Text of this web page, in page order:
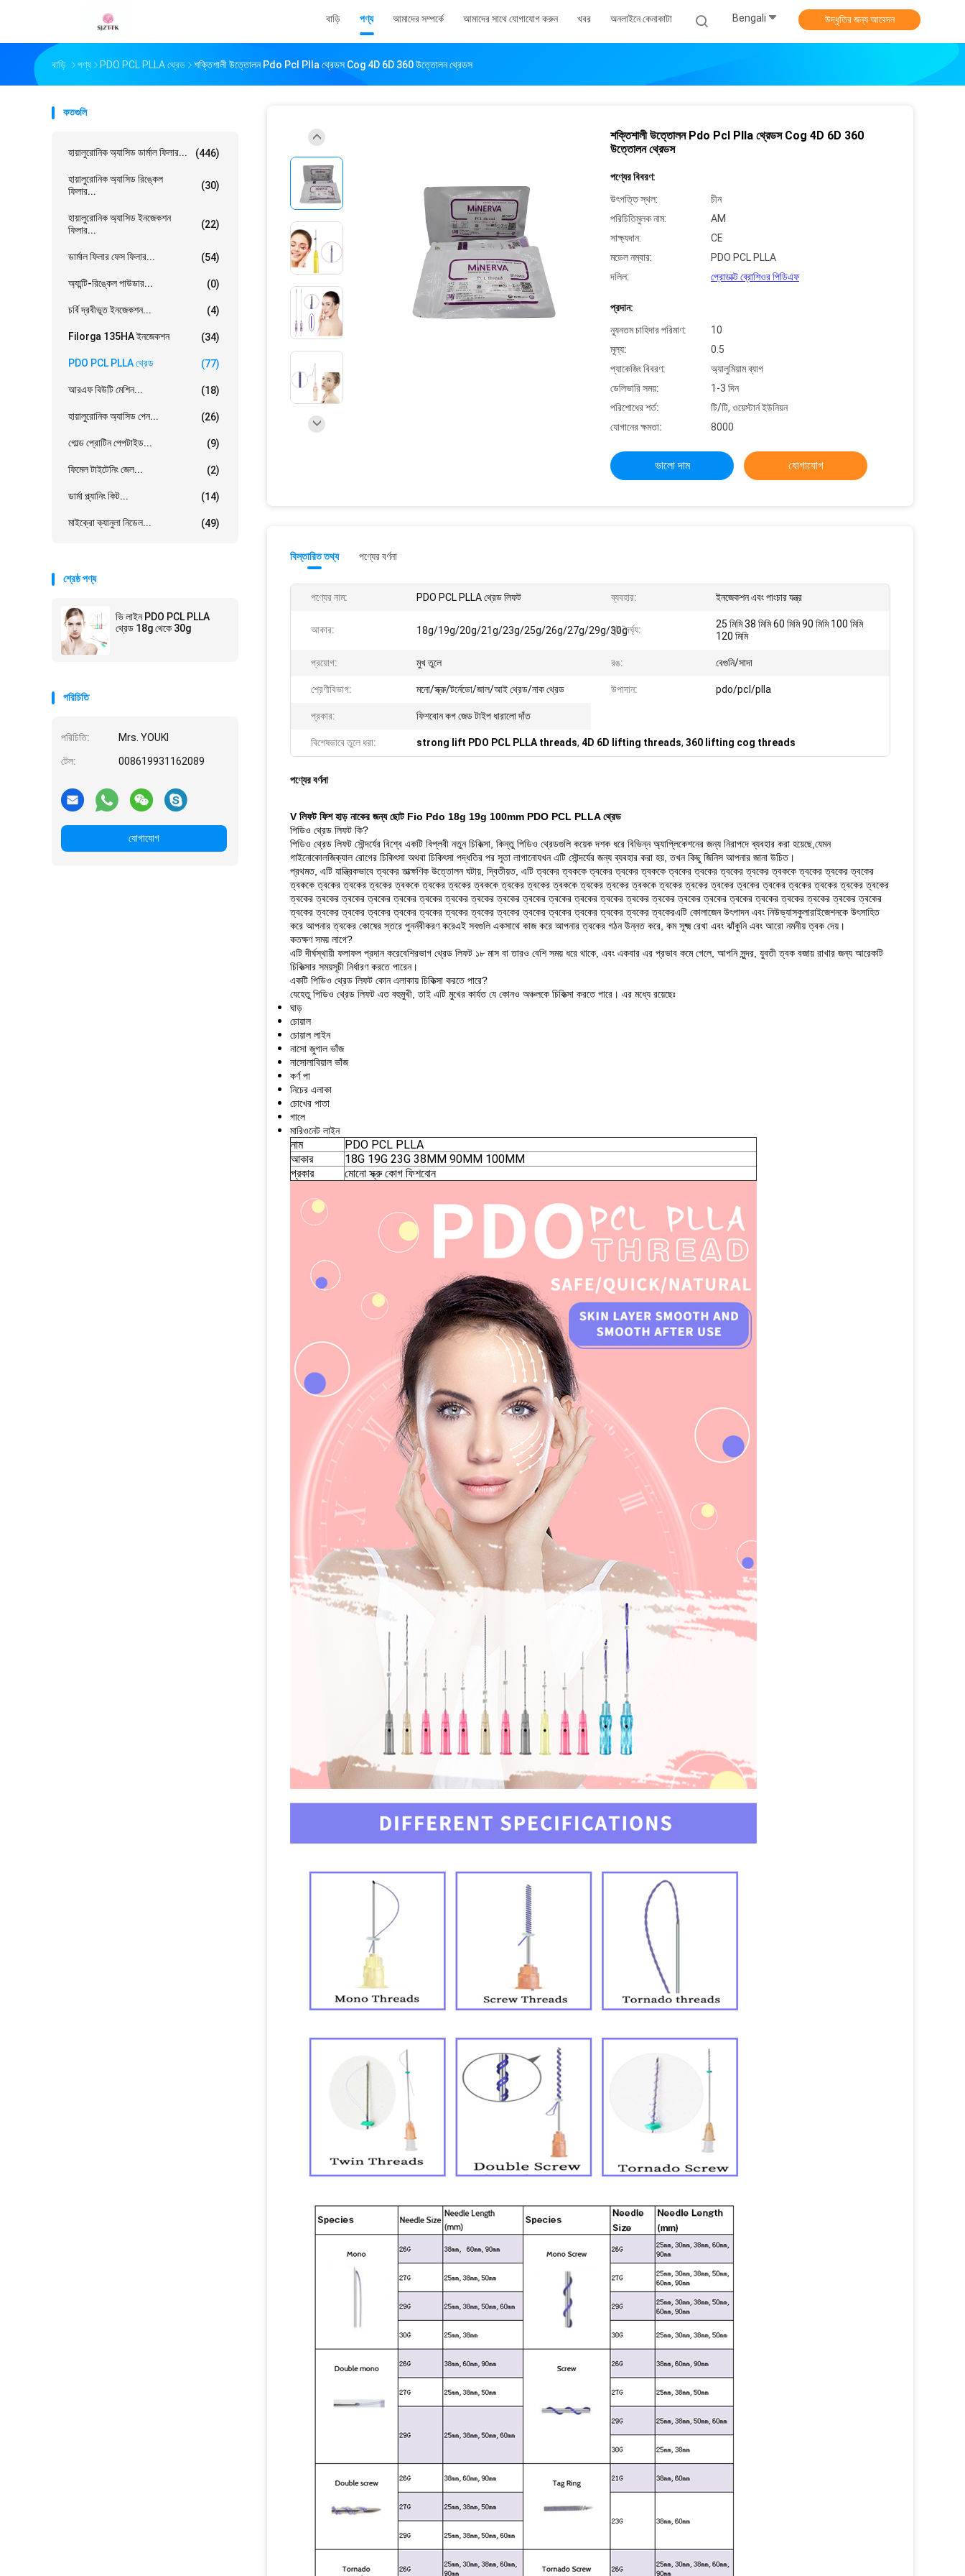
বাড়ি পণ্য আমাদের সম্পর্কে আমাদের সাথে যোগাযোগ করুন খবর অনলাইনে কেনাকাটা Bengali উদ্ধৃতির জন্য আবেদন
বাড়ি পণ্য PDO PCL PLLA থ্রেড শক্তিশালী উত্তোলন Pdo Pcl Plla থ্রেডস Cog 4D 6D 360 উত্তোলন থ্রেডস
কতগুলি
হায়ালুরোনিক অ্যাসিড ডার্মাল ফিলার... (446)
হায়ালুরোনিক অ্যাসিড রিঙ্কেল
ফিলার...
(30)
হায়ালুরোনিক অ্যাসিড ইনজেকশন
ফিলার...
(22)
ডার্মাল ফিলার ফেস ফিলার... (54)
অ্যান্টি-রিঙ্কেল পাউডার... (0)
চর্বি দ্রবীভূত ইনজেকশন... (4)
Filorga 135HA ইনজেকশন (34)
PDO PCL PLLA থ্রেড (77)
আরএফ বিউটি মেশিন... (18)
হায়ালুরোনিক অ্যাসিড পেন... (26)
গোল্ড প্রোটিন পেপটাইড... (9)
ফিমেল টাইটেনিং জেল... (2)
ডার্মা প্ল্যানিং কিট... (14)
মাইক্রো ক্যানুলা নিডেল... (49)
শ্রেষ্ঠ পণ্য
ভি লাইন PDO PCL PLLA
থ্রেড 18g থেকে 30g
পরিচিতি
পরিচিতি: Mrs. YOUKI
টেল: 008619931162089
যোগাযোগ
শক্তিশালী উত্তোলন Pdo Pcl Plla থ্রেডস Cog 4D 6D 360
উত্তোলন থ্রেডস
পণ্যের বিবরণ:
উৎপত্তি স্থল:
চীন
পরিচিতিমুলক নাম:
AM
সাক্ষ্যদান:
CE
মডেল নম্বার:
PDO PCL PLLA
দলিল:
প্রোডাক্ট ব্রোশিওর পিডিএফ
প্রদান:
ন্যূনতম চাহিদার পরিমাণ:
10
মূল্য:
0.5
প্যাকেজিং বিবরণ:
অ্যালুমিয়াম ব্যাগ
ডেলিভারি সময়:
1-3 দিন
পরিশোধের শর্ত:
টি/টি, ওয়েস্টার্ন ইউনিয়ন
যোগানের ক্ষমতা:
8000
ভালো দাম যোগাযোগ
বিস্তারিত তথ্য পণ্যের বর্ণনা
পণ্যের নাম: PDO PCL PLLA থ্রেড লিফট ব্যবহার: ইনজেকশন এবং পাংচার যন্ত্র
আকার: 18g/19g/20g/21g/23g/25g/26g/27g/29g/30g
সুই দৈর্ঘ্য:
25 মিমি 38 মিমি 60 মিমি 90 মিমি 100 মিমি
120 মিমি
প্রয়োগ: মুখ তুলে রঙ: বেগুনি/সাদা
শ্রেণীবিভাগ: মনো/স্ক্রু/টর্নেডো/জাল/আই থ্রেড/নাক থ্রেড উপাদান: pdo/pcl/plla
প্রকার: ফিশবোন কগ জেড টাইপ ধারালো দাঁত
বিশেষভাবে তুলে ধরা: strong lift PDO PCL PLLA threads, 4D 6D lifting threads, 360 lifting cog threads
পণ্যের বর্ণনা
V লিফট ফিশ হাড় নাকের জন্য ছোট Fio Pdo 18g 19g 100mm PDO PCL PLLA থ্রেড
পিডিও থ্রেড লিফট কি?
পিডিও থ্রেড লিফট সৌন্দর্যের বিশ্বে একটি বিপ্লবী নতুন চিকিত্সা, কিন্তু পিডিও থ্রেডগুলি কয়েক দশক ধরে বিভিন্ন অ্যাপ্লিকেশনের জন্য নিরাপদে ব্যবহার করা হয়েছে,যেমন
গাইনোকোলজিক্যাল রোগের চিকিৎসা অথবা চিকিৎসা পদ্ধতির পর সূতা লাগানোযখন এটি সৌন্দর্যের জন্য ব্যবহার করা হয়, তখন কিছু জিনিস আপনার জানা উচিত।
প্রথমত, এটি যান্ত্রিকভাবে ত্বকের তাত্ক্ষণিক উত্তোলন ঘটায়, দ্বিতীয়ত, এটি ত্বকের ত্বককে ত্বকের ত্বকের ত্বককে ত্বকের ত্বকের ত্বকের ত্বকের ত্বককে ত্বকের ত্বকের ত্বকের
ত্বককে ত্বকের ত্বকের ত্বকের ত্বককে ত্বকের ত্বকের ত্বককে ত্বকের ত্বকের ত্বককে ত্বকের ত্বকের ত্বককে ত্বকের ত্বকের ত্বকের ত্বকের ত্বকের ত্বকের ত্বকের ত্বকের ত্বকের
ত্বকের ত্বকের ত্বকের ত্বকের ত্বকের ত্বকের ত্বকের ত্বকের ত্বকের ত্বকের ত্বকের ত্বকের ত্বকের ত্বকের ত্বকের ত্বকের ত্বকের ত্বকের ত্বকের ত্বকের ত্বকের ত্বকের ত্বকের
ত্বকের ত্বকের ত্বকের ত্বকের ত্বকের ত্বকের ত্বকের ত্বকের ত্বকের ত্বকের ত্বকের ত্বকের ত্বকের ত্বকের ত্বকেরএটি কোলাজেন উৎপাদন এবং নিউভ্যাসকুলারাইজেশনকে উৎসাহিত
করে আপনার ত্বকের কোষের স্তরে পুনর্নবীকরণ করেএই সবগুলি একসাথে কাজ করে আপনার ত্বকের গঠন উন্নত করে, কম সূক্ষ্ম রেখা এবং ঝাঁকুনি এবং আরো নমনীয় ত্বক দেয়।
কতক্ষণ সময় লাগে?
এটি দীর্ঘস্থায়ী ফলাফল প্রদান করেবেশিরভাগ থ্রেড লিফট ১৮ মাস বা তারও বেশি সময় ধরে থাকে, এবং একবার এর প্রভাব কমে গেলে, আপনি সুন্দর, যুবতী ত্বক বজায় রাখার জন্য আরেকটি
চিকিত্সার সময়সূচী নির্ধারণ করতে পারেন।
একটি পিডিও থ্রেড লিফট কোন এলাকায় চিকিত্সা করতে পারে?
যেহেতু পিডিও থ্রেড লিফট এত বহুমুখী, তাই এটি মুখের কার্যত যে কোনও অঞ্চলকে চিকিত্সা করতে পারে। এর মধ্যে রয়েছেঃ
ঘাড়
চোয়াল
চোয়াল লাইন
নাসো জুগাল ভাঁজ
নাসোলাবিয়াল ভাঁজ
কর্ণ পা
নিচের এলাকা
চোখের পাতা
গালে
মারিওনেট লাইন
নাম
PDO PCL PLLA
আকার
18G 19G 23G 38MM 90MM 100MM
প্রকার
মোনো স্ক্রু কোগ ফিশবোন